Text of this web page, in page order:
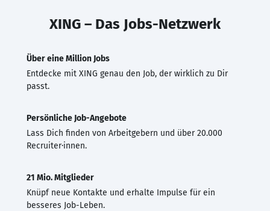
XING – Das Jobs-Netzwerk
Über eine Million Jobs
Entdecke mit XING genau den Job, der wirklich zu Dir
passt.
Persönliche Job-Angebote
Lass Dich finden von Arbeitgebern und über 20.000
Recruiter·innen.
21 Mio. Mitglieder
Knüpf neue Kontakte und erhalte Impulse für ein
besseres Job-Leben.